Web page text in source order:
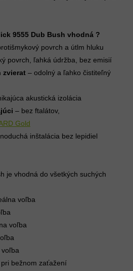
9555 Dub Bush vhodná ?
povrch a útlm hluku
povrch, ľahká údržba, bez emisií
zvierat – odolný a ľahko čistiteľný
akustická izolácia
– bez ftalátov,
Gold
inštalácia bez lepidiel
je vhodná do všetkých suchých
voľba
voľba
bežnom zaťažení